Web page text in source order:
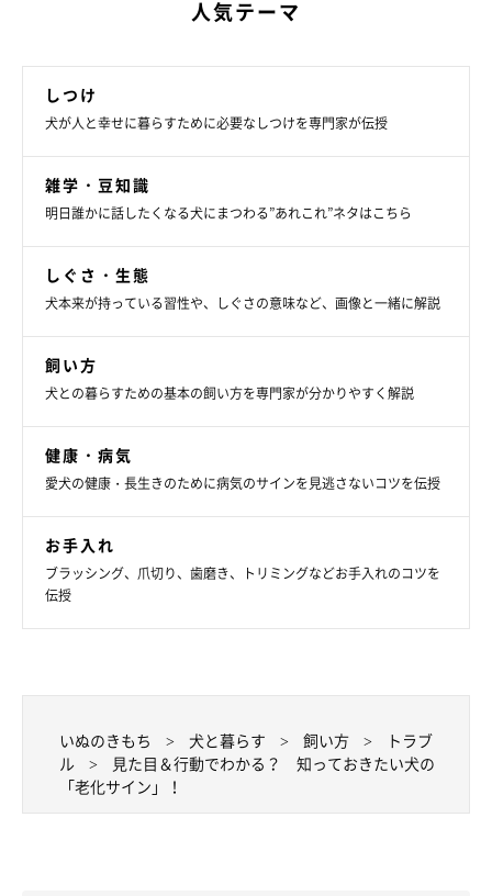
歩くスピードが落ちる、走らなくなる
加齢で足腰の筋肉が衰えると、歩行などの動きが鈍くなり、歩く
人気テーマ
しつけ
犬が人と幸せに暮らすために必要なしつけを専門家が伝授
雑学・豆知識
明日誰かに話したくなる犬にまつわる”あれこれ”ネタはこちら
しぐさ・生態
犬本来が持っている習性や、しぐさの意味など、画像と一緒に解説
飼い方
犬との暮らすための基本の飼い方を専門家が分かりやすく解説
健康・病気
愛犬の健康・長生きのために病気のサインを見逃さないコツを伝授
お手入れ
ブラッシング、爪切り、歯磨き、トリミングなどお手入れのコツを
伝授
いぬのきもち 犬と暮らす 飼い方
トラブ
ル
見た目＆行動でわかる？ 知っておきたい犬の
「老化サイン」！